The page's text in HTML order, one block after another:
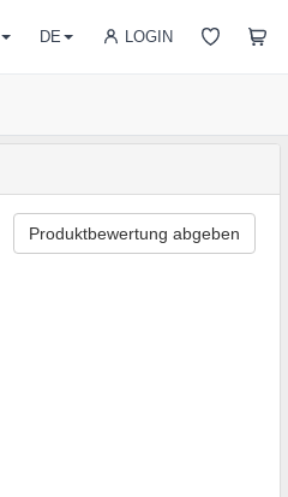
LOGIN
DE
Produktbewertung abgeben